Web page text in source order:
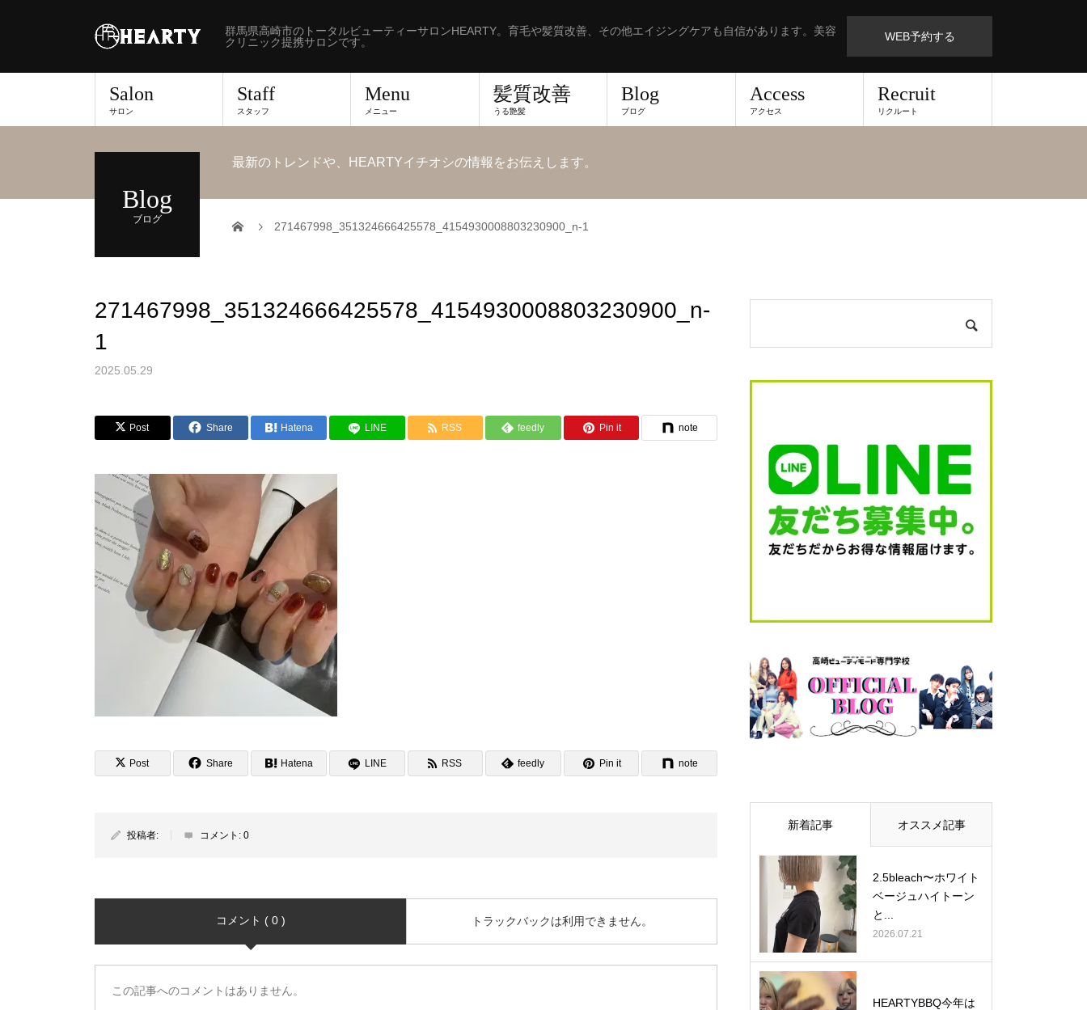
群馬県高崎市のトータルビューティーサロンHEARTY。育毛や髪質改善、その他エイジングケアも自信があります。美容
クリニック提携サロンです。
WEB予約する
Salon
サロン
Staff
スタッフ
Menu
メニュー
髪質改善
うる艶髪
Blog
ブログ
Access
アクセス
Recruit
リクルート
Blog
ブログ
最新のトレンドや、HEARTYイチオシの情報をお伝えします。
271467998_351324666425578_4154930008803230900_n-1
271467998_351324666425578_4154930008803230900_n-
1
2025.05.29
Post Share Hatena LINE RSS feedly Pin it note
Post Share Hatena LINE RSS feedly Pin it note
投稿者: コメント: 0
コメント ( 0 ) トラックバックは利用できません。
この記事へのコメントはありません。
新着記事 オススメ記事
2.5bleach〜ホワイト
ベージュ⁡ハイトーン
と...
2026.07.21
HEARTYBBQ今年は